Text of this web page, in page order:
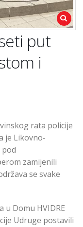
put
i
rata policije
je Likovno-
zamijenili
se svake
u Domu HVIDRE
Udruge postavili